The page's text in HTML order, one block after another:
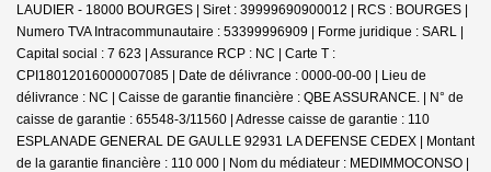
LAUDIER - 18000 BOURGES | Siret : 39999690900012 | RCS : BOURGES |
Numero TVA Intracommunautaire : 53399996909 | Forme juridique : SARL |
Capital social : 7 623 | Assurance RCP : NC | Carte T :
CPI18012016000007085 | Date de délivrance : 0000-00-00 | Lieu de
délivrance : NC | Caisse de garantie financière : QBE ASSURANCE. | N° de
caisse de garantie : 65548-3/11560 | Adresse caisse de garantie : 110
ESPLANADE GENERAL DE GAULLE 92931 LA DEFENSE CEDEX | Montant
de la garantie financière : 110 000 | Nom du médiateur : MEDIMMOCONSO |